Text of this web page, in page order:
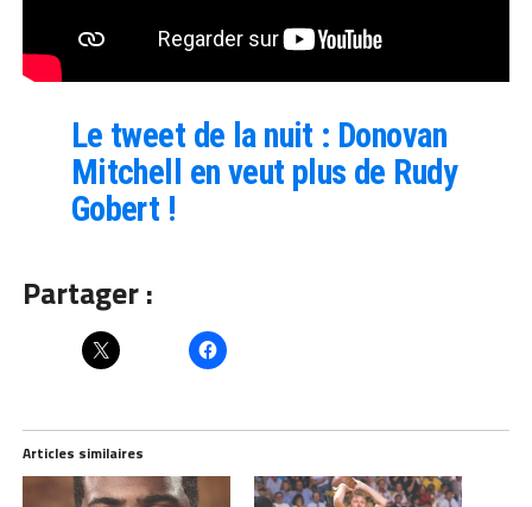
Le tweet de la nuit : Donovan
Mitchell en veut plus de Rudy
Gobert !
Partager :
Articles similaires